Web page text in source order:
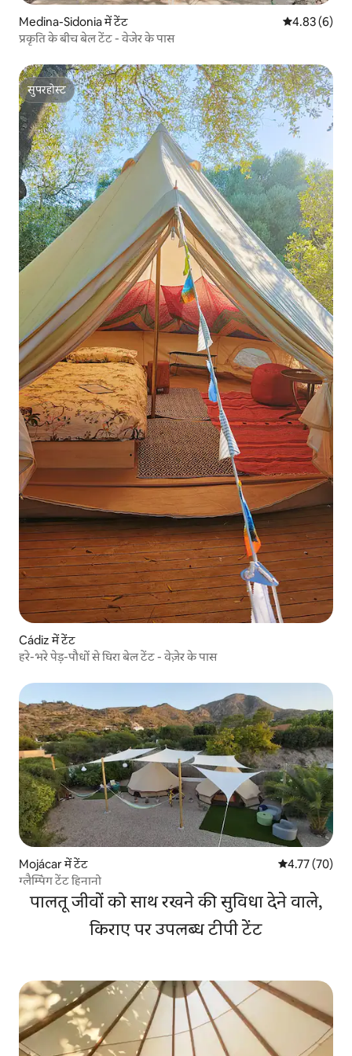
Medina-Sidonia में टेंट औसत रेटिंग 5 में
4.83 (6)
प्रकृति के बीच बेल टेंट - वेजेर के पास
सुपरहोस्ट
सुपरहोस्ट
Cádiz में टेंट
हरे-भरे पेड़-पौधों से घिरा बेल टेंट - वेज़ेर के पास
Mojácar में टेंट औसत रेटिंग 5 में
4.77 (70)
ग्लैम्पिंग टेंट हिनानो
पालतू जीवों को साथ रखने की सुविधा देने वाले,
किराए पर उपलब्ध टीपी टेंट